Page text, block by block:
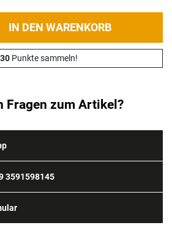
IN DEN WARENKORB
Punkte sammeln!
Fragen zum Artikel?
3591598145